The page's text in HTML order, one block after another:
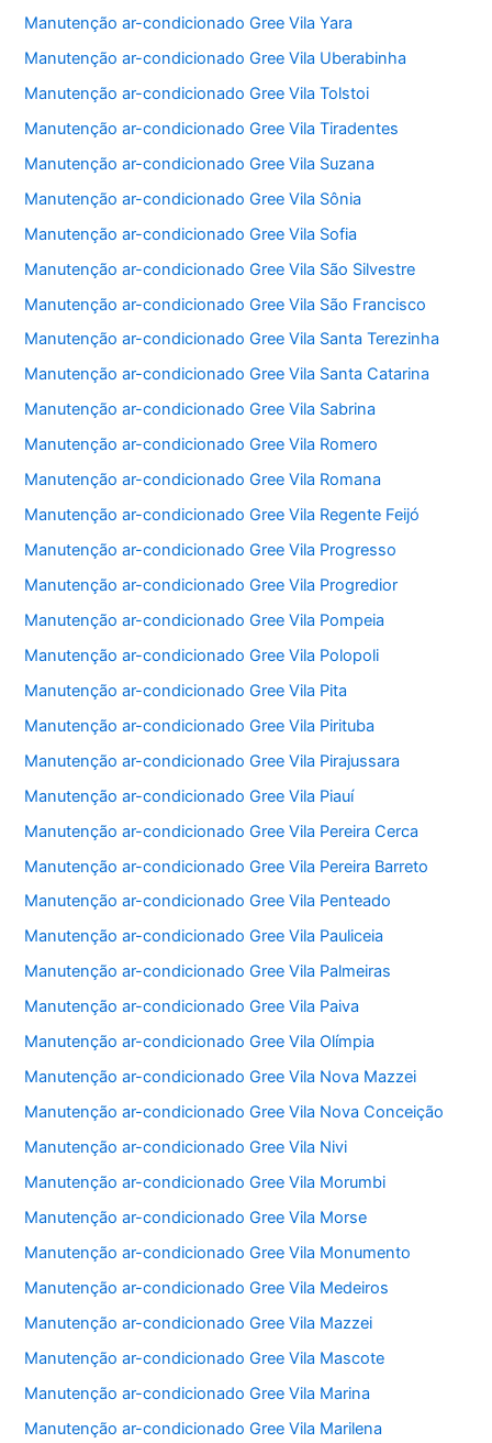
Manutenção ar-condicionado Gree Vila Yara
Manutenção ar-condicionado Gree Vila Uberabinha
Manutenção ar-condicionado Gree Vila Tolstoi
Manutenção ar-condicionado Gree Vila Tiradentes
Manutenção ar-condicionado Gree Vila Suzana
Manutenção ar-condicionado Gree Vila Sônia
Manutenção ar-condicionado Gree Vila Sofia
Manutenção ar-condicionado Gree Vila São Silvestre
Manutenção ar-condicionado Gree Vila São Francisco
Manutenção ar-condicionado Gree Vila Santa Terezinha
Manutenção ar-condicionado Gree Vila Santa Catarina
Manutenção ar-condicionado Gree Vila Sabrina
Manutenção ar-condicionado Gree Vila Romero
Manutenção ar-condicionado Gree Vila Romana
Manutenção ar-condicionado Gree Vila Regente Feijó
Manutenção ar-condicionado Gree Vila Progresso
Manutenção ar-condicionado Gree Vila Progredior
Manutenção ar-condicionado Gree Vila Pompeia
Manutenção ar-condicionado Gree Vila Polopoli
Manutenção ar-condicionado Gree Vila Pita
Manutenção ar-condicionado Gree Vila Pirituba
Manutenção ar-condicionado Gree Vila Pirajussara
Manutenção ar-condicionado Gree Vila Piauí
Manutenção ar-condicionado Gree Vila Pereira Cerca
Manutenção ar-condicionado Gree Vila Pereira Barreto
Manutenção ar-condicionado Gree Vila Penteado
Manutenção ar-condicionado Gree Vila Pauliceia
Manutenção ar-condicionado Gree Vila Palmeiras
Manutenção ar-condicionado Gree Vila Paiva
Manutenção ar-condicionado Gree Vila Olímpia
Manutenção ar-condicionado Gree Vila Nova Mazzei
Manutenção ar-condicionado Gree Vila Nova Conceição
Manutenção ar-condicionado Gree Vila Nivi
Manutenção ar-condicionado Gree Vila Morumbi
Manutenção ar-condicionado Gree Vila Morse
Manutenção ar-condicionado Gree Vila Monumento
Manutenção ar-condicionado Gree Vila Medeiros
Manutenção ar-condicionado Gree Vila Mazzei
Manutenção ar-condicionado Gree Vila Mascote
Manutenção ar-condicionado Gree Vila Marina
Manutenção ar-condicionado Gree Vila Marilena